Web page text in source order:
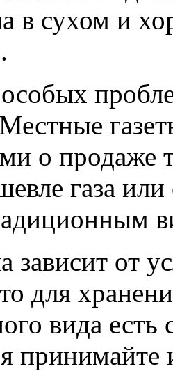
в сухом и
о продаже
газа
зависит от
для
вида